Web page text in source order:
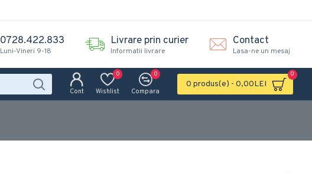
0728.422.833
Luni-Vineri 9-18
Livrare prin curier
Informatii livrare
Contact
Lasa-ne un mesaj
Cont Wishlist
0
Compara
0
0 produs(e) - 0,00LEI
0